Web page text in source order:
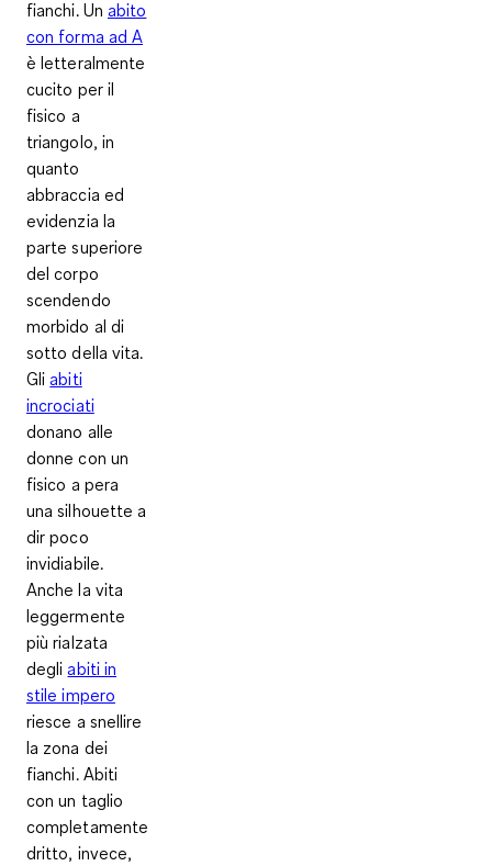
fianchi. Un abito
con forma ad A
è letteralmente
cucito per il
fisico a
triangolo, in
quanto
abbraccia ed
evidenzia la
parte superiore
del corpo
scendendo
morbido al di
sotto della vita.
Gliabiti
incrociati
donano alle
donne con un
fisico a pera
una silhouette a
dir poco
invidiabile.
Anche la vita
leggermente
più rialzata
degliabiti in
stile impero
riesce a snellire
la zona dei
fianchi. Abiti
con un taglio
completamente
dritto, invece,